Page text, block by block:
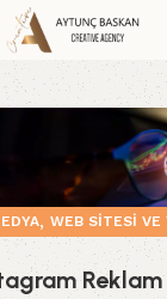
, WEB SITESI VE
Reklam